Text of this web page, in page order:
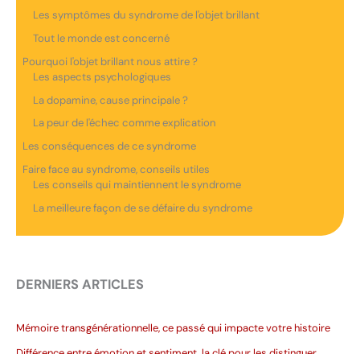
Les symptômes du syndrome de l'objet brillant
Tout le monde est concerné
Pourquoi l'objet brillant nous attire ?
Les aspects psychologiques
La dopamine, cause principale ?
La peur de l'échec comme explication
Les conséquences de ce syndrome
Faire face au syndrome, conseils utiles
Les conseils qui maintiennent le syndrome
La meilleure façon de se défaire du syndrome
DERNIERS ARTICLES
Mémoire transgénérationnelle, ce passé qui impacte votre histoire